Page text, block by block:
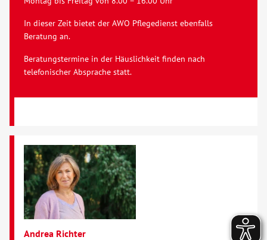
In dieser Zeit bietet der AWO Pflegedienst ebenfalls
Beratung an.
Beratungstermine in der Häuslichkeit finden nach
telefonischer Absprache statt.
Andrea Richter